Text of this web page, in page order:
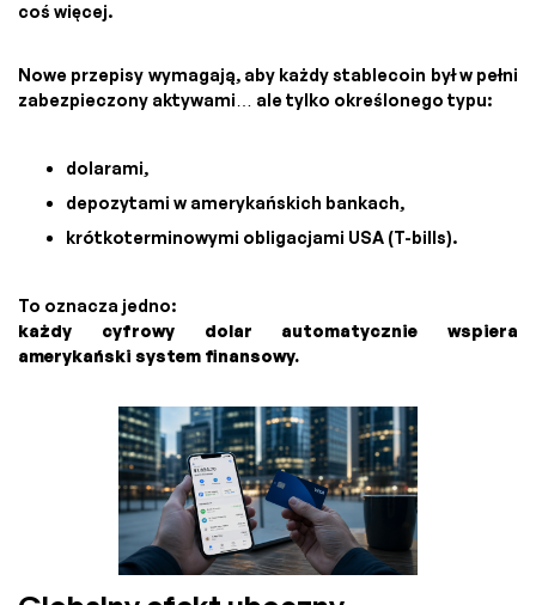
coś więcej.
Nowe przepisy wymagają, aby każdy stablecoin był w pełni
zabezpieczony aktywami… ale tylko określonego typu:
dolarami,
depozytami w amerykańskich bankach,
krótkoterminowymi obligacjami USA (T-bills).
To oznacza jedno:
każdy cyfrowy dolar automatycznie wspiera
amerykański system finansowy.